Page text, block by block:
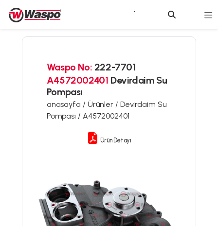
Waspo No: 222-7701
A4572002401 Devirdaim Su
Pompası
anasayfa / Ürünler / Devirdaim Su
Pompası / A4572002401
Ürün Detayı